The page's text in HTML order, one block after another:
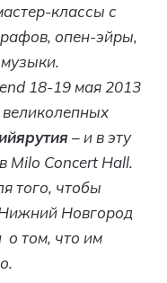
классы с
опен-эйры,
18-19 мая 2013
– и в эту
в Milo ConcertHall.
того, чтобы
Новгород
том, что им